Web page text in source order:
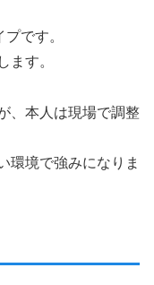
です。
ます。
、本人は現場で調整
環境で強みになりま